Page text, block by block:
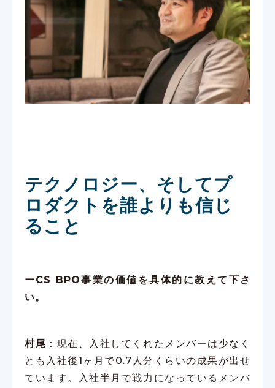
テクノロジー、そしてプ
ロダクトを誰よりも信じ
ること
ーCS BPO事業の価値を具体的に教えて下さ
い。
村尾 ：現在、入社してくれたメンバーは少なく
とも入社後1ヶ月で0.7人分くらいの成果が出せ
ています。入社半月で戦力になっているメンバ